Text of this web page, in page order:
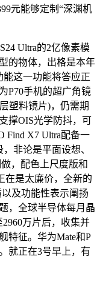
元能够定制“深渊机
Ultra的2亿像素模
的物体，出格是本年
能这一功能将答应正
P70手机的超广角镜
塑料镜片)，仍需期
撑OIS光学防抖，可
Find X7 Ultra配备一
非论是平面设想、
，配色上尺度版和
在是太廉价，全新的
及功能性表示阐扬
，全球半导体每月晶
2960万片后，收集并
特征。华为Mate和P
就正在3号早上，有